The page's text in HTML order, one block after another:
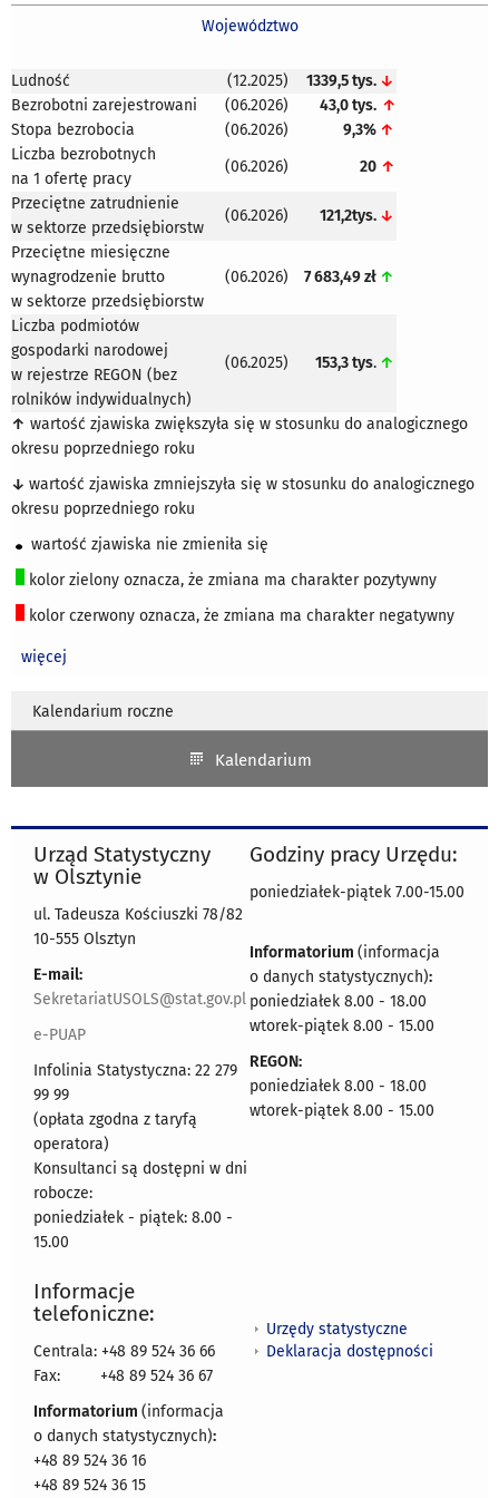
r.
r.
r.
Województwo
Ludność (12.2025) 1339,5 tys. ↓
Bezrobotni zarejestrowani
(06.2026) 43,0 tys. ↑
Stopa bezrobocia
(06.2026) 9,3% ↑
Liczba bezrobotnych
na 1 ofertę pracy
(06.2026) 20 ↑
Przeciętne zatrudnienie
w sektorze przedsiębiorstw
(06.2026) 121,2tys. ↓
Przeciętne miesięczne
wynagrodzenie brutto
w sektorze przedsiębiorstw
(06.2026) 7 683,49 zł ↑
Liczba podmiotów
gospodarki narodowej
w rejestrze REGON (bez
rolników indywidualnych)
(06.2025) 153,3 tys. ↑
↑ wartość zjawiska zwiększyła się w stosunku do analogicznego
okresu poprzedniego roku
↓ wartość zjawiska zmniejszyła się w stosunku do analogicznego
okresu poprzedniego roku
wartość zjawiska nie zmieniła się
kolor zielony oznacza, że zmiana ma charakter pozytywny
kolor czerwony oznacza, że zmiana ma charakter negatywny
więcej
Kalendarium roczne
Kalendarium
Urząd Statystyczny
w Olsztynie
ul. Tadeusza Kościuszki 78/82
10-555 Olsztyn
E-mail:
SekretariatUSOLS@stat.gov.pl
e-PUAP
Infolinia Statystyczna: 22 279
99 99
(opłata zgodna z taryfą
operatora)
Konsultanci są dostępni w dni
robocze:
poniedziałek - piątek: 8.00 -
15.00
Godziny pracy Urzędu:
poniedziałek-piątek 7.00-15.00
Informatorium (informacja
o danych statystycznych):
poniedziałek 8.00 - 18.00
wtorek-piątek 8.00 - 15.00
REGON:
poniedziałek 8.00 - 18.00
wtorek-piątek 8.00 - 15.00
Informacje
telefoniczne:
Centrala: +48 89 524 36 66
Fax:
+48 89 524 36 67
Informatorium (informacja
o danych statystycznych):
+48 89 524 36 16
+48 89 524 36 15
Urzędy statystyczne
Deklaracja dostępności